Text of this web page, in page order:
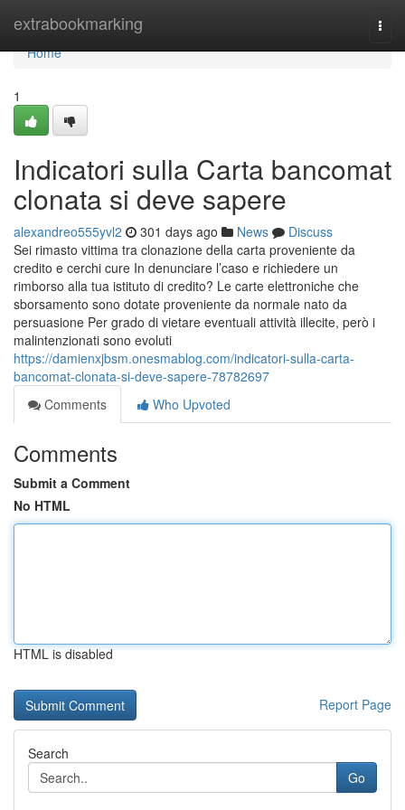
extrabookmarking
Home
Home
1
Indicatori sulla Carta bancomat
clonata si deve sapere
alexandreo555yvl2 301 days ago News
Discuss
Sei rimasto vittima tra clonazione della carta proveniente da
credito e cerchi cure In denunciare l’caso e richiedere un
rimborso alla tua istituto di credito? Le carte elettroniche che
sborsamento sono dotate proveniente da normale nato da
persuasione Per grado di vietare eventuali attività illecite, però i
malintenzionati sono evoluti
https://damienxjbsm.onesmablog.com/indicatori-sulla-carta-
bancomat-clonata-si-deve-sapere-78782697
Comments
Who Upvoted
Comments
Submit a Comment
No HTML
HTML is disabled
Report Page
Search
Go